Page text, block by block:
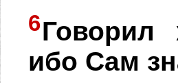
6Говорил
ибо Сам